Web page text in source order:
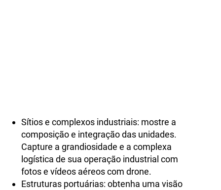
Sítios e complexos industriais: mostre a
composição e integração das unidades.
Capture a grandiosidade e a complexa
logística de sua operação industrial com
fotos e vídeos aéreos com drone.
Estruturas portuárias: obtenha uma visão